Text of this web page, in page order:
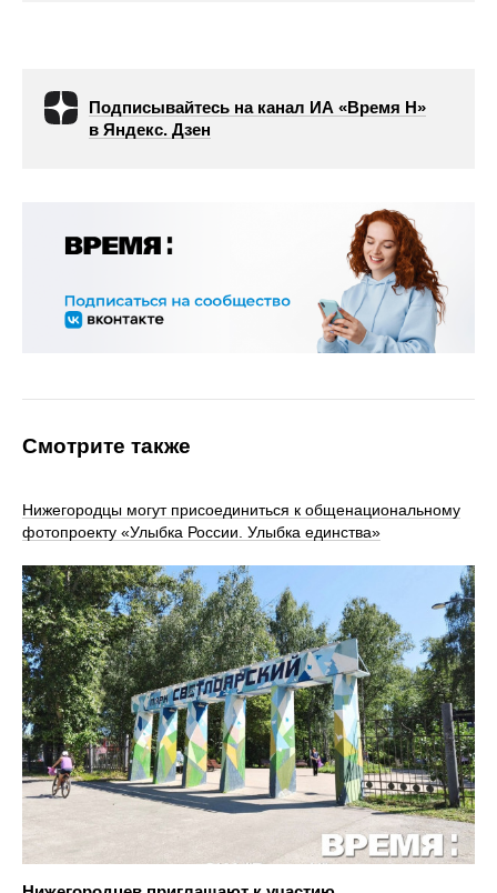
Подписывайтесь на канал ИА «Время Н»
в Яндекс. Дзен
Смотрите также
Нижегородцы могут присоединиться к общенациональному
фотопроекту «Улыбка России. Улыбка единства»